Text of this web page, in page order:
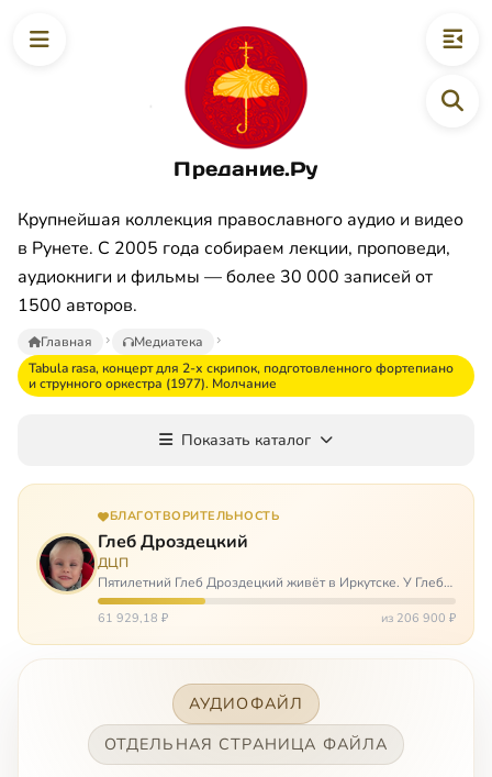
Предание.Ру
Крупнейшая коллекция православного аудио и видео
в Рунете. С 2005 года собираем лекции, проповеди,
аудиокниги и фильмы — более 30 000 записей от
1500 авторов.
Главная
Медиатека
Tabula rasa, концерт для 2-х скрипок, подготовленного фортепиано
и струнного оркестра (1977). Молчание
Показать каталог
БЛАГОТВОРИТЕЛЬНОСТЬ
Глеб Дроздецкий
ДЦП
Пятилетний Глеб Дроздецкий живёт в Иркутске. У Глеба
ДЦП из-за перенесённого в младенчестве менингита,
но его положение осложняется эпилепсией, с которой
61 929,18 ₽ из 206 900 ₽
АУДИОФАЙЛ
ОТДЕЛЬНАЯ СТРАНИЦА ФАЙЛА